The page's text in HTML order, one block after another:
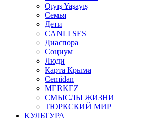
Qıyış Yaşayış
Семья
Дети
CANLI SES
Диаспора
Социум
Люди
Карта Крыма
Cemidan
МERKEZ
СМЫСЛЫ ЖИЗНИ
ТЮРКСКИЙ МИР
КУЛЬТУРА